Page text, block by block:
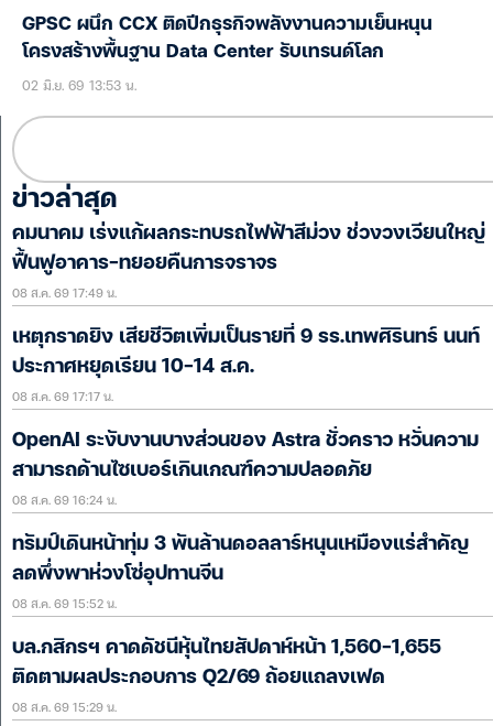
GPSC ผนึก CCX ติดปีกธุรกิจพลังงานความเย็นหนุน
โครงสร้างพื้นฐาน Data Center รับเทรนด์โลก
02 มิ.ย. 69 13:53 น.
ข่าวล่าสุด
คมนาคม เร่งแก้ผลกระทบรถไฟฟ้าสีม่วง ช่วงวงเวียนใหญ่
ฟื้นฟูอาคาร-ทยอยคืนการจราจร
08 ส.ค. 69 17:49 น.
เหตุกราดยิง เสียชีวิตเพิ่มเป็นรายที่ 9 รร.เทพศิรินทร์ นนท์
ประกาศหยุดเรียน 10-14 ส.ค.
08 ส.ค. 69 17:17 น.
OpenAI ระงับงานบางส่วนของ Astra ชั่วคราว หวั่นความ
สามารถด้านไซเบอร์เกินเกณฑ์ความปลอดภัย
08 ส.ค. 69 16:24 น.
ทรัมป์เดินหน้าทุ่ม 3 พันล้านดอลลาร์หนุนเหมืองแร่สำคัญ
ลดพึ่งพาห่วงโซ่อุปทานจีน
08 ส.ค. 69 15:52 น.
บล.กสิกรฯ คาดดัชนีหุ้นไทยสัปดาห์หน้า 1,560-1,655
ติดตามผลประกอบการ Q2/69 ถ้อยแถลงเฟด
08 ส.ค. 69 15:29 น.